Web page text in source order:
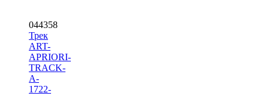
044358
Трек
ART-
APRIORI-
TRACK-
A-
1722-